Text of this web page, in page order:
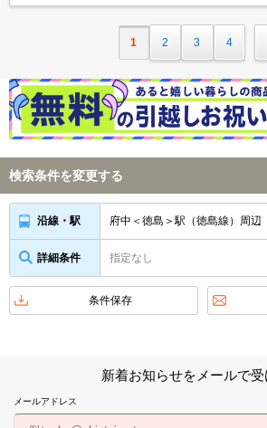
1 2 3 4
検索条件を変更する
沿線・駅 府中＜徳島＞駅（徳島線）周辺
詳細条件 指定なし
条件保存
新着お知らせをメールで受
メールアドレス